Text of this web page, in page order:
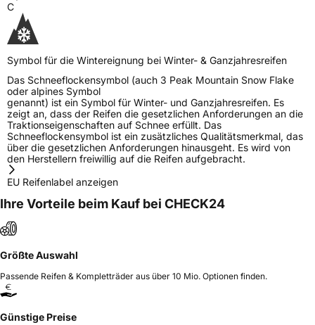
C
Symbol für die Wintereignung bei Winter- & Ganzjahresreifen
Das Schneeflockensymbol (auch 3 Peak Mountain Snow Flake
oder alpines Symbol
genannt) ist ein Symbol für Winter- und Ganzjahresreifen. Es
zeigt an, dass der Reifen die gesetzlichen Anforderungen an die
Traktionseigenschaften auf Schnee erfüllt. Das
Schneeflockensymbol ist ein zusätzliches Qualitätsmerkmal, das
über die gesetzlichen Anforderungen hinausgeht. Es wird von
den Herstellern freiwillig auf die Reifen aufgebracht.
EU Reifenlabel anzeigen
Ihre Vorteile beim Kauf bei CHECK24
Größte Auswahl
Passende Reifen & Kompletträder aus über 10 Mio. Optionen finden.
Günstige Preise